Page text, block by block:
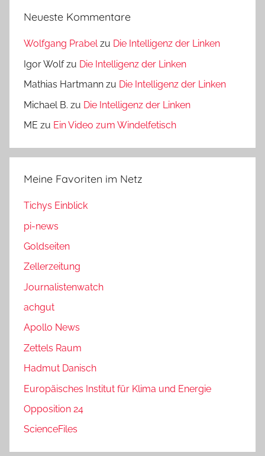
Neueste Kommentare
Wolfgang Prabelzu Die Intelligenz der Linken
Igor Wolfzu Die Intelligenz der Linken
Mathias Hartmann zu Die Intelligenz der Linken
Michael B. zu Die Intelligenz der Linken
ME zu Ein Video zum Windelfetisch
Meine Favoriten im Netz
Tichys Einblick
pi-news
Goldseiten
Zellerzeitung
Journalistenwatch
achgut
Apollo News
Zettels Raum
Hadmut Danisch
Europäisches Institut für Klima und Energie
Opposition 24
ScienceFiles